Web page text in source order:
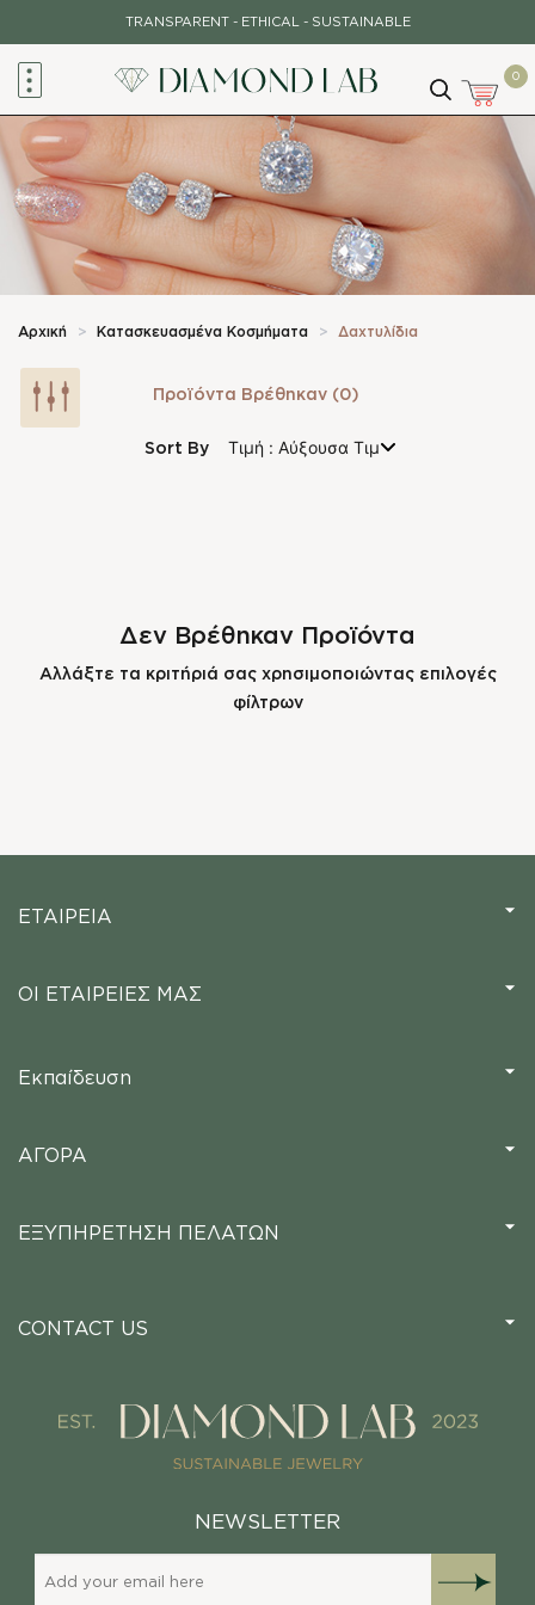
σε
περιεχόμενο
TRANSPARENT - ETHICAL - SUSTAINABLE
0
Αρχική > Κατασκευασμένα Κοσμήματα > Δαχτυλίδια
Προϊόντα Βρέθηκαν (0)
Sort By
Δεν Βρέθηκαν Προϊόντα
Αλλάξτε τα κριτήριά σας χρησιμοποιώντας επιλογές
φίλτρων
ΕΤΑΙΡΕΙΑ
ΟΙ ΕΤΑΙΡΕΙΕΣ ΜΑΣ
Εκπαίδευση
ΑΓΟΡΑ
ΕΞΥΠΗΡΕΤΗΣΗ ΠΕΛΑΤΩΝ
CONTACT US
NEWSLETTER